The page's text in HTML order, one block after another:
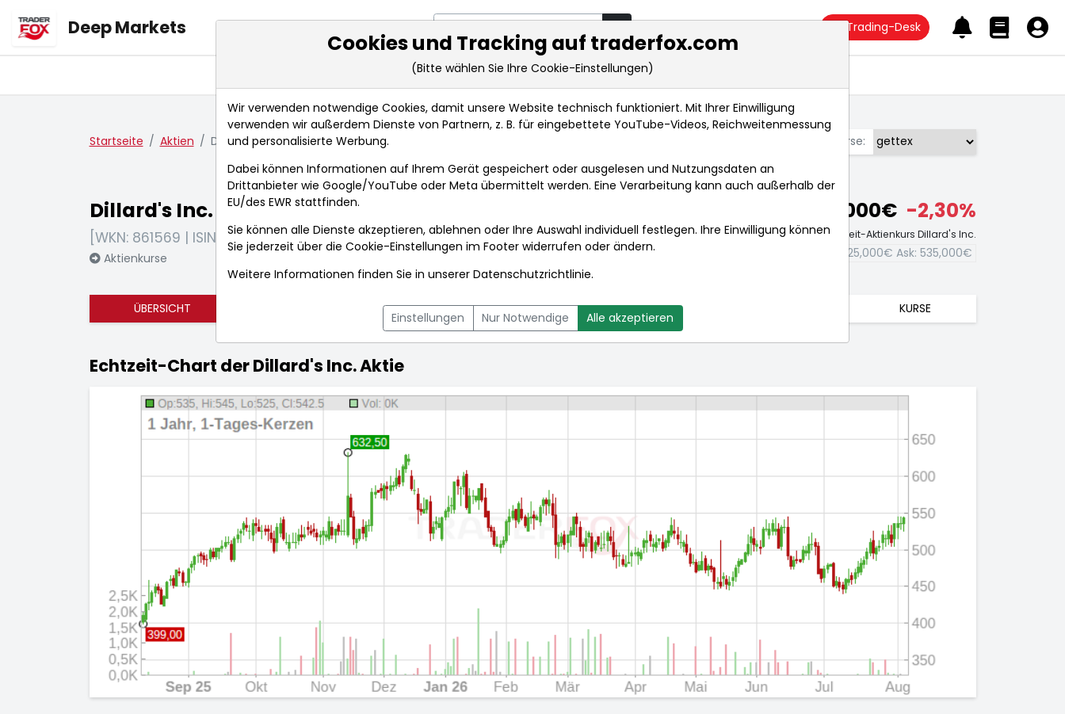
Deep Markets Trading-Desk
Markt-Analysen Market Tools Realtimekurse Nachrichten
Startseite Aktien Dillard's Inc. Börse:
Dillard's Inc.
[WKN: 861569 | ISIN: US2540671011]
Aktienkurse
530,000€ -2,30%
Echtzeit-Aktienkurs Dillard's Inc.
525,000€ Ask: 535,000€
ÜBERSICHT NACHRICHTEN CHARTTOOL KURSE
Echtzeit-Chart der Dillard's Inc. Aktie
Cookies und Tracking auf traderfox.com
(Bitte wählen Sie Ihre Cookie-Einstellungen)
Wir verwenden notwendige Cookies, damit unsere Website technisch funktioniert. Mit Ihrer Einwilligung
verwenden wir außerdem Dienste von Partnern, z. B. für eingebettete YouTube-Videos, Reichweitenmessung
und personalisierte Werbung.
Dabei können Informationen auf Ihrem Gerät gespeichert oder ausgelesen und Nutzungsdaten an
Drittanbieter wie Google/YouTube oder Meta übermittelt werden. Eine Verarbeitung kann auch außerhalb der
EU/des EWR stattfinden.
Sie können alle Dienste akzeptieren, ablehnen oder Ihre Auswahl individuell festlegen. Ihre Einwilligung können
Sie jederzeit über die Cookie-Einstellungen im Footer widerrufen oder ändern.
Weitere Informationen finden Sie in unserer Datenschutzrichtlinie.
Einstellungen Nur Notwendige Alle akzeptieren